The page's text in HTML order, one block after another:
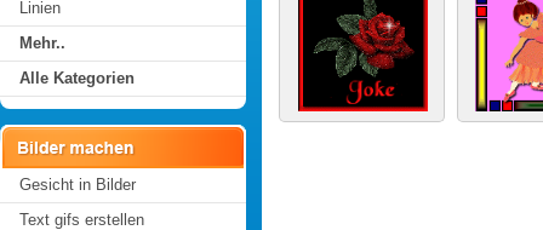
Linien
Mehr..
Alle Kategorien
Gesicht in Bilder
Text gifs erstellen